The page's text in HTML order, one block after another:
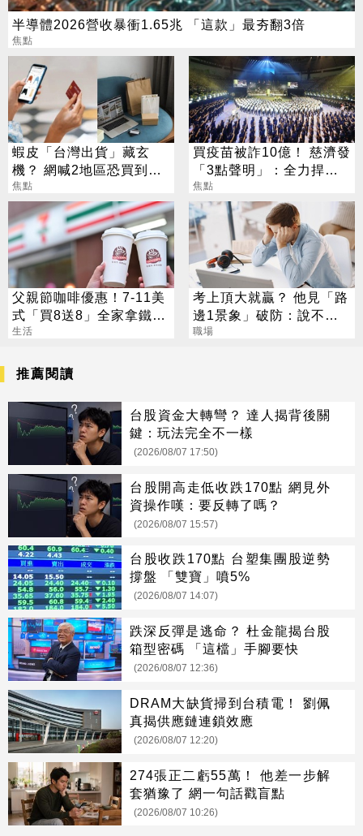
半導體2026營收暴衝1.65兆 「這款」最夯翻3倍
焦點
蝦皮「台灣出貨」藏玄
機？ 網喊2地區恐買到假
貨 專家揭真相
焦點
買疫苗被詐10億！ 慈濟發
「3點聲明」：全力捍衛
捐款人權益
焦點
父親節咖啡優惠！7-11美
式「買8送8」全家拿鐵2
杯85元
生活
考上頂大就贏？ 他見「路
邊1景象」破防：說不清
的挫敗感
職場
推薦閱讀
台股資金大轉彎？ 達人揭背後關
鍵：玩法完全不一樣
(2026/08/07 17:50)
台股開高走低收跌170點 網見外
資操作嘆：要反轉了嗎？
(2026/08/07 15:57)
台股收跌170點 台塑集團股逆勢
撐盤 「雙寶」噴5%
(2026/08/07 14:07)
跌深反彈是逃命？ 杜金龍揭台股
箱型密碼 「這檔」手腳要快
(2026/08/07 12:36)
DRAM大缺貨掃到台積電！ 劉佩
真揭供應鏈連鎖效應
(2026/08/07 12:20)
274張正二虧55萬！ 他差一步解
套猶豫了 網一句話戳盲點
(2026/08/07 10:26)